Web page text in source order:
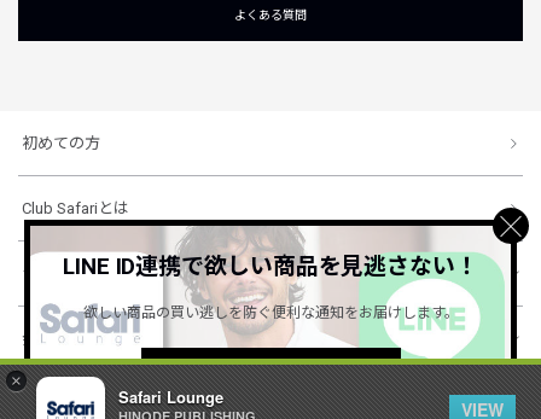
×
Safari Lounge
VIEW
よくある質問
初めての方
Club Safariとは
ショッピングガイド
会社概要・規約
LINE ID連携で欲しい商品を見逃さない！
欲しい商品の買い逃しを防ぐ便利な通知をお届けします。
詳しくはこちら ＞